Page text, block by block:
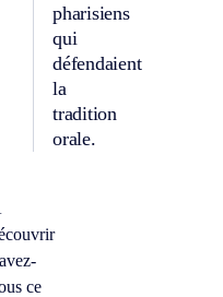
pharisiens
qui
défendaient
la
tradition
orale.
ce